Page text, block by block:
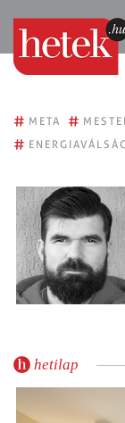
# META #
#
hetilap